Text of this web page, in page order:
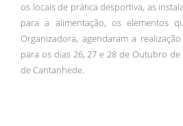
os locais de prática desportiva, as
para a alimentação, os elementos
Organizadora, agendaram a
para os dias 26, 27 e 28 de Outubro
de Cantanhede.